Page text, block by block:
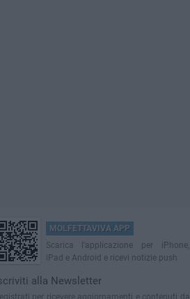
MOLFETTAVIVA APP
Scarica l'applicazione per iPhone,
iPad e Android e ricevi notizie push
alla Newsletter
per ricevere aggiornamenti e contenuti da